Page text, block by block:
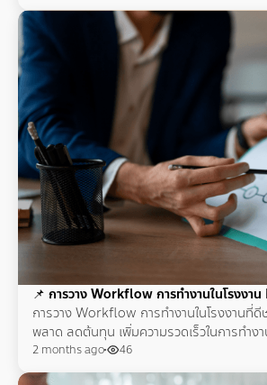
📌 การวาง Workflow การทำงานในโรงงา
การวาง Workflow การทำงานในโรงงานที่
พลาด ลดต้นทุน เพิ่มความรวดเร็วในการทำง
ขนาดเล็ก หรือ Mini Factory เป็นระบบมากขึ้
2 months ago 46